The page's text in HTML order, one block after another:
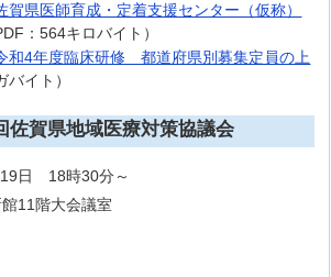
賀県医師育成・定着支援センター（仮称）
：564キロバイト）
和4年度臨床研修 都道府県別募集定員の上
バイト）
佐賀県地域医療対策協議会
日 18時30分～
11階大会議室